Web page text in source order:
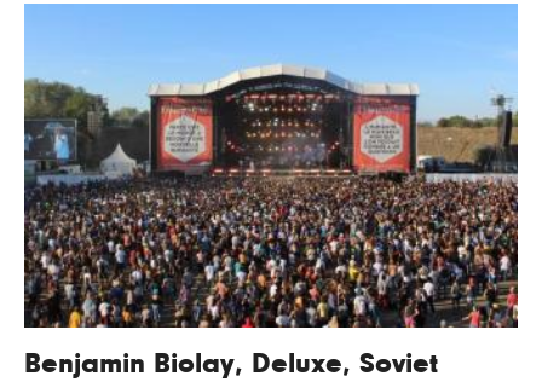
Benjamin Biolay, Deluxe, Soviet